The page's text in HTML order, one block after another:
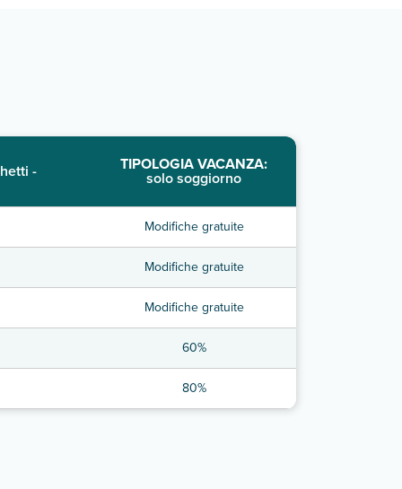
- TIPOLOGIA VACANZA:
solo soggiorno
Modifiche gratuite
Modifiche gratuite
Modifiche gratuite
60%
80%